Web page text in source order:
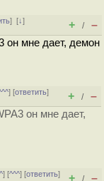
][↓]
+ / –
он мне дает, демон
] [ответить]
+ / –
он мне дает,
] [^^^] [ответить]
+ / –